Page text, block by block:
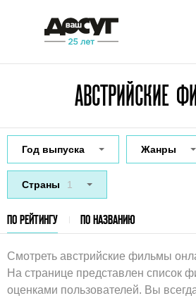
АВСТРИЙСКИЕ
Год выпуска Жанры
Страны 1
ПО РЕЙТИНГУ ПО НАЗВАНИЮ
Смотреть австрийские фильмы
На странице представлен список
оценками пользователей. Вы